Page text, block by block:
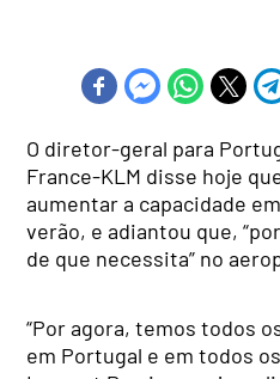
O diretor-geral para
France-KLM disse hoje
aumentar a capacidade
verão, e adiantou que, “por
de que necessita” no
“Por agora, temos todos
em Portugal e em todos